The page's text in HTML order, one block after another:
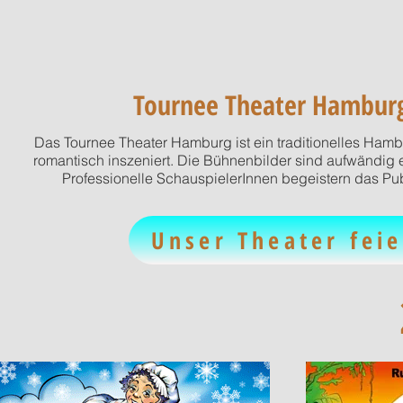
Tournee Theater
Das Tournee Theater Hamburg ist ein traditionelles
romantisch inszeniert. Die Bühnenbilder sind aufwändig
Professionelle SchauspielerInnen begeistern das
Unser Theater